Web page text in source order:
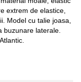
extrem de elastice,
Model cu talie joasa,
buzunare laterale.